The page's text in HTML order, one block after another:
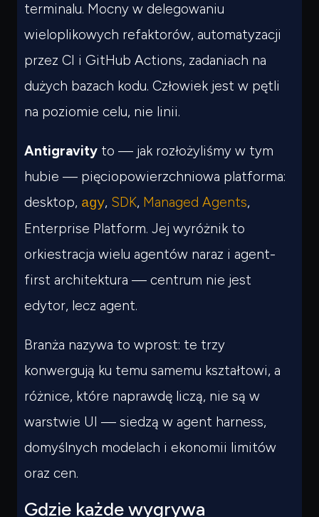
terminalu. Mocny w delegowaniu
wieloplikowych refaktorów, automatyzacji
przez CI i GitHub Actions, zadaniach na
dużych bazach kodu. Człowiek jest w pętli
na poziomie celu, nie linii.
Antigravity to — jak rozłożyliśmy w tym
hubie — pięciopowierzchniowa platforma:
desktop, agy, SDK, Managed Agents,
Enterprise Platform. Jej wyróżnik to
orkiestracja wielu agentów naraz i agent-
first architektura — centrum nie jest
edytor, lecz agent.
Branża nazywa to wprost: te trzy
konwergują ku temu samemu kształtowi, a
różnice, które naprawdę liczą, nie są w
warstwie UI — siedzą w agent harness,
domyślnych modelach i ekonomii limitów
oraz cen.
Gdzie każde wygrywa